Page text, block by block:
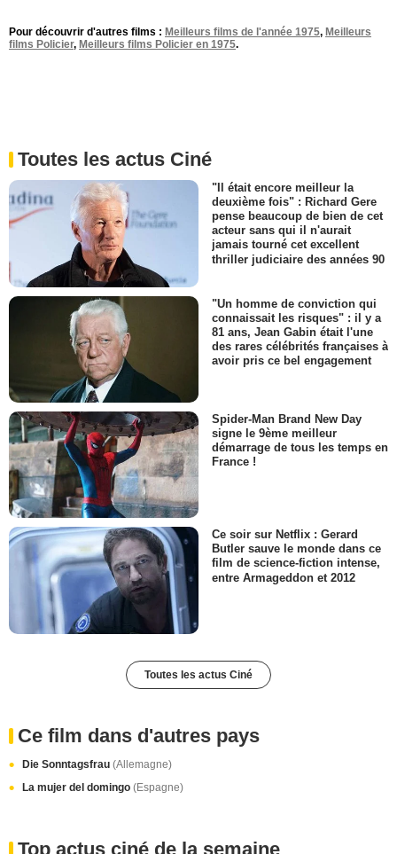
Pour découvrir d'autres films : Meilleurs films de l'année 1975, Meilleurs
films Policier, Meilleurs films Policier en 1975.
Toutes les actus Ciné
"Il était encore meilleur la
deuxième fois" : Richard Gere
pense beaucoup de bien de cet
acteur sans qui il n'aurait
jamais tourné cet excellent
thriller judiciaire des années 90
"Un homme de conviction qui
connaissait les risques" : il y a
81 ans, Jean Gabin était l'une
des rares célébrités françaises à
avoir pris ce bel engagement
Spider-Man Brand New Day
signe le 9ème meilleur
démarrage de tous les temps en
France !
Ce soir sur Netflix : Gerard
Butler sauve le monde dans ce
film de science-fiction intense,
entre Armageddon et 2012
Toutes les actus Ciné
Ce film dans d'autres pays
Die Sonntagsfrau (Allemagne)
La mujer del domingo (Espagne)
Top actus ciné de la semaine